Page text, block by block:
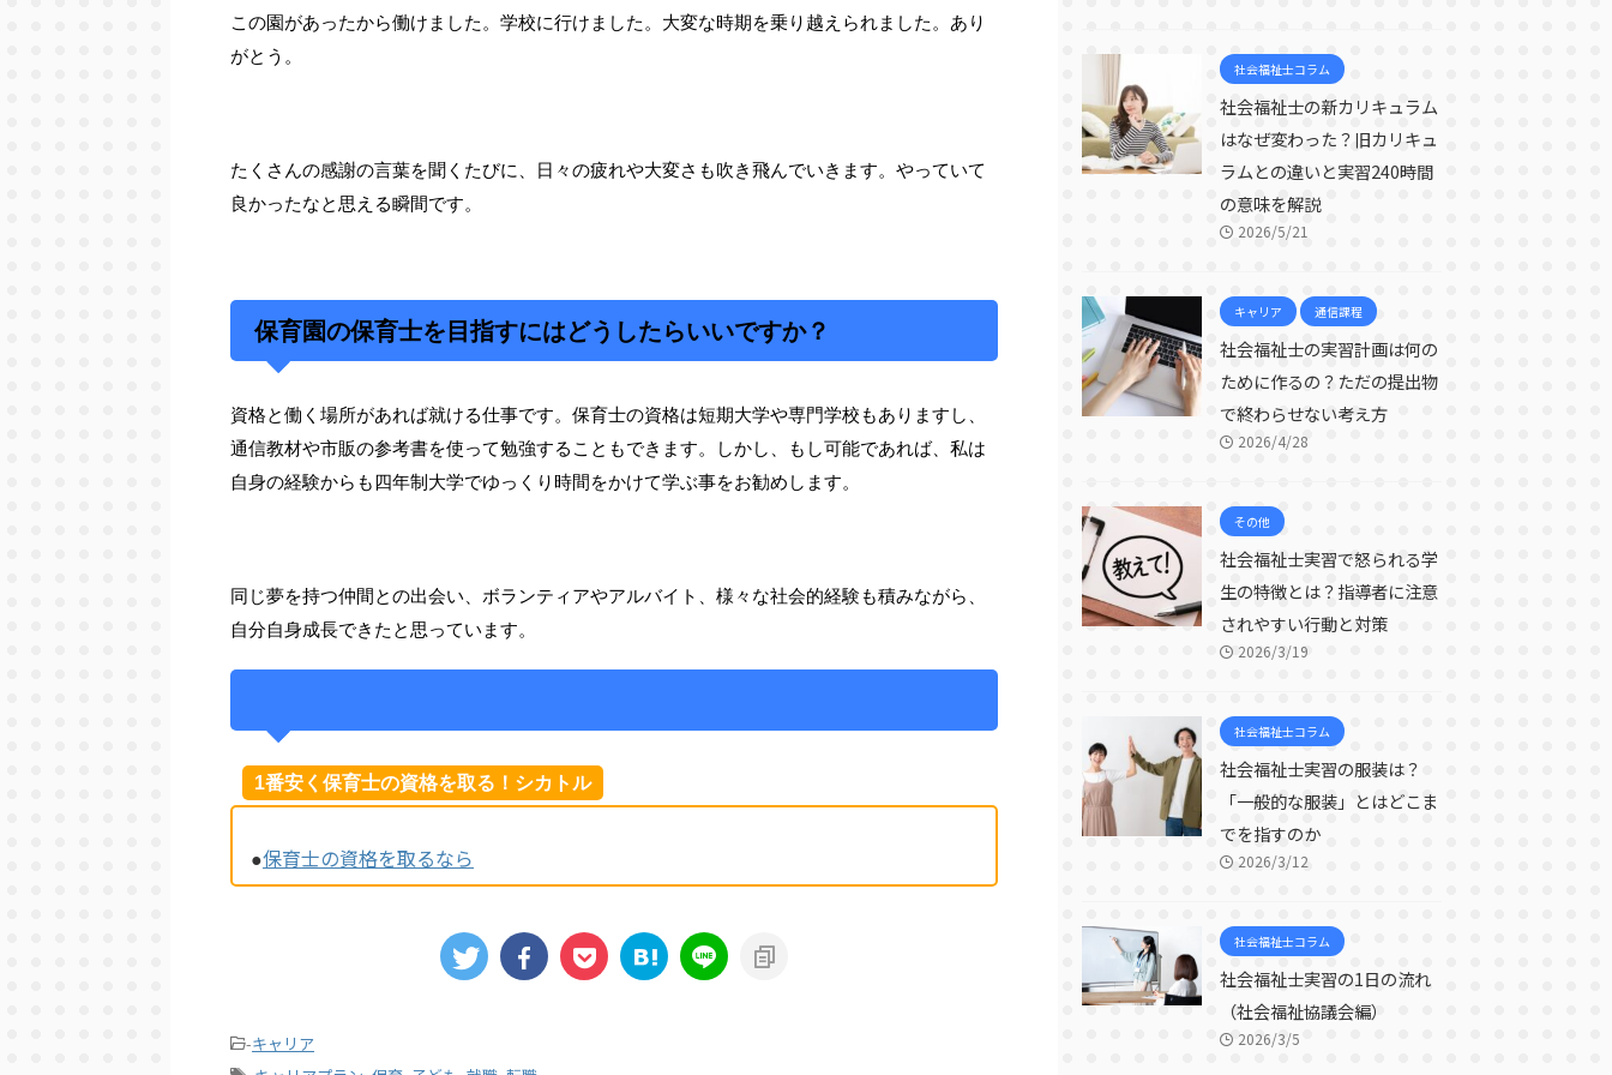
この園があったから働けました。学校に行けました。大変な時期を乗り越えられました。あり
がとう。
たくさんの感謝の言葉を聞くたびに、日々の疲れや大変さも吹き飛んでいきます。やっていて
良かったなと思える瞬間です。
保育園の保育士を目指すにはどうしたらいいですか？
資格と働く場所があれば就ける仕事です。保育士の資格は短期大学や専門学校もありますし、
通信教材や市販の参考書を使って勉強することもできます。しかし、もし可能であれば、私は
自身の経験からも四年制大学でゆっくり時間をかけて学ぶ事をお勧めします。
同じ夢を持つ仲間との出会い、ボランティアやアルバイト、様々な社会的経験も積みながら、
自分自身成長できたと思っています。
1番安く保育士の資格を取る！シカトル
●保育士の資格を取るなら
-キャリア
社会福祉士コラム
社会福祉士の新カリキュラム
はなぜ変わった？旧カリキュ
ラムとの違いと実習240時間
の意味を解説
2026/5/21
キャリア 通信課程
社会福祉士の実習計画は何の
ために作るの？ただの提出物
で終わらせない考え方
2026/4/28
その他
社会福祉士実習で怒られる学
生の特徴とは？指導者に注意
されやすい行動と対策
2026/3/19
社会福祉士コラム
社会福祉士実習の服装は？
「一般的な服装」とはどこま
でを指すのか
2026/3/12
社会福祉士コラム
社会福祉士実習の1日の流れ
（社会福祉協議会編）
2026/3/5